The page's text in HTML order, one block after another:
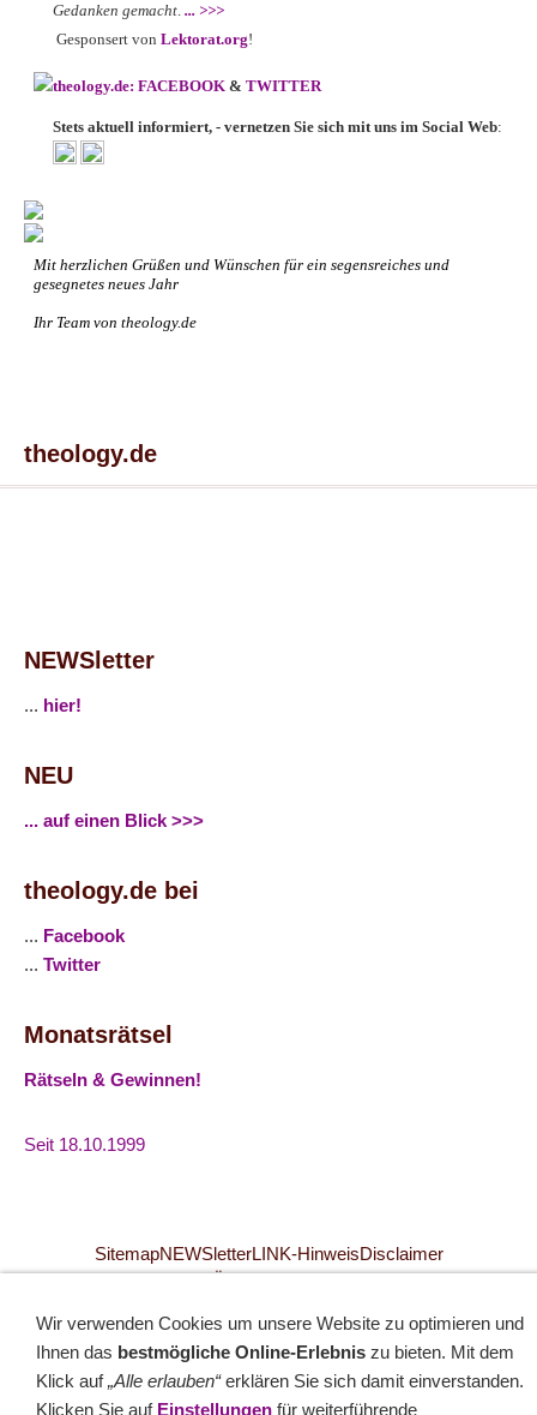
Gedanken gemacht. ... >>>
Gesponsert von Lektorat.org!
theology.de: FACEBOOK & TWITTER
Stets aktuell informiert, - vernetzen Sie sich mit uns im Social Web:
Mit herzlichen Grüßen und Wünschen für ein segensreiches und
gesegnetes neues Jahr
Ihr Team von theology.de
theology.de
NEWSletter
... hier!
NEU
... auf einen Blick >>>
theology.de bei
... Facebook
... Twitter
Monatsrätsel
Rätseln & Gewinnen!
Seit 18.10.1999
SitemapNEWSletterLINK-HinweisDisclaimer
DatenschutzerklärungÜber unsKontaktImpressumCookies
Wir verwenden Cookies um unsere Website zu optimieren und
Ihnen das bestmögliche Online-Erlebnis zu bieten. Mit dem
Klick auf„Alle erlauben“erklären Sie sich damit einverstanden.
Klicken Sie auf Einstellungen für weiterführende